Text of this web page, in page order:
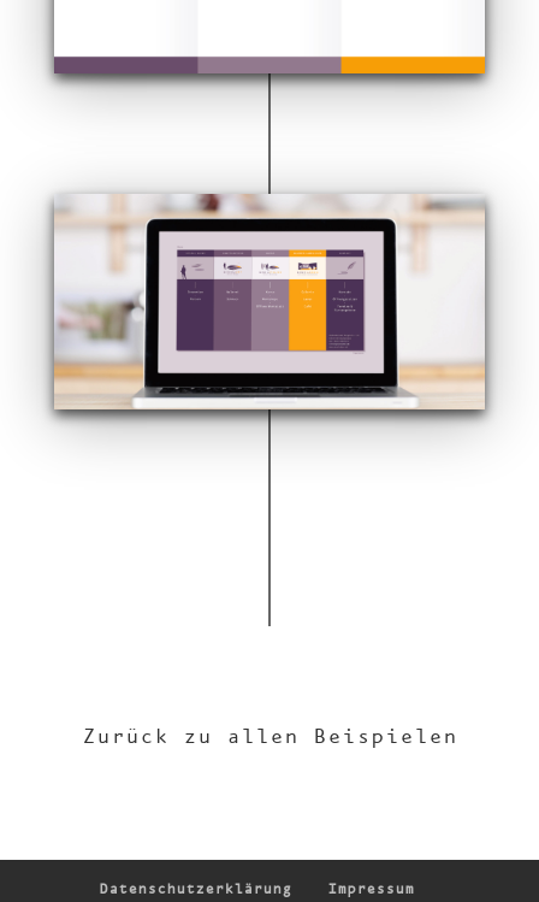
Zurück zu allen Beispielen
Daten­schutz­er­klä­rung Impressum